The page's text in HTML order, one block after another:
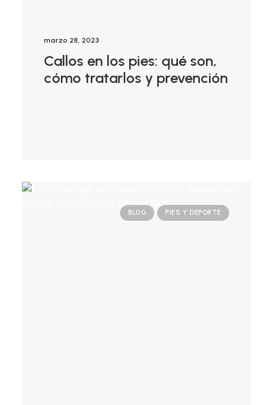
marzo 28, 2023
Callos en los pies: qué son,
cómo tratarlos y prevención
BLOG PIES Y DEPORTE